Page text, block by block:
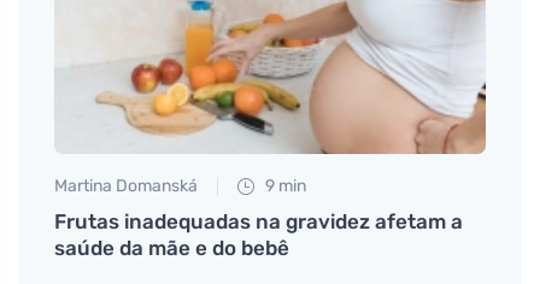
Martina Domanská 9 min
Frutas inadequadas na gravidez afetam a
saúde da mãe e do bebê